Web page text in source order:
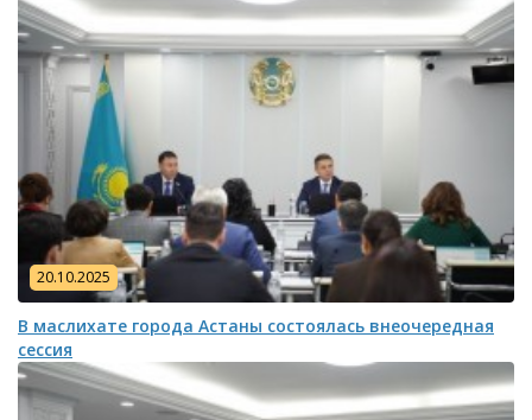
20.10.2025
В маслихате города Астаны состоялась внеочередная
сессия